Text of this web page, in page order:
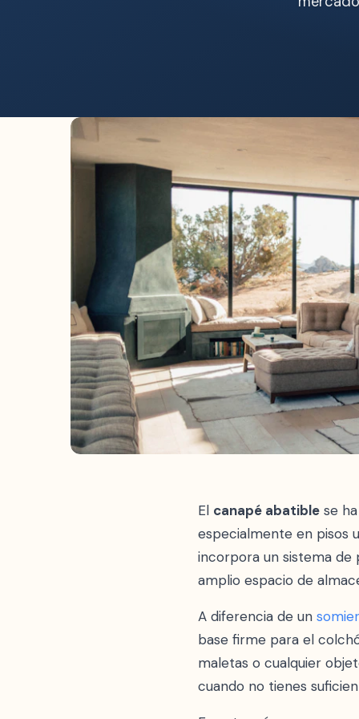
El canapé abatible se
especialmente en pisos
incorpora un sistema de
amplio espacio de
A diferencia de un
base firme para el
maletas o cualquier
cuando no tienes